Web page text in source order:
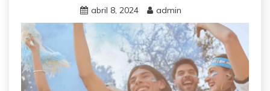
abril 8, 2024 admin